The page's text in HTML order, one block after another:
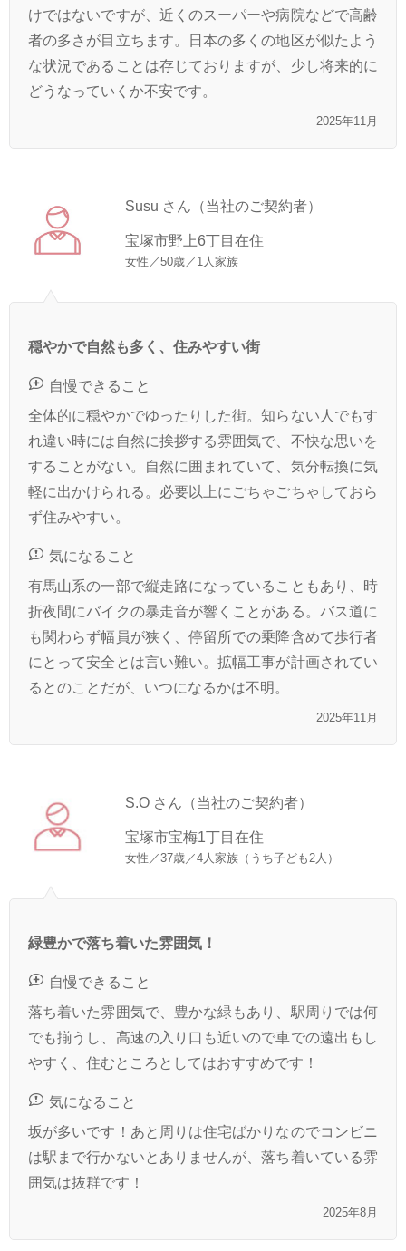
けではないですが、近くのスーパーや病院などで高齢
者の多さが目立ちます。日本の多くの地区が似たよう
な状況であることは存じておりますが、少し将来的に
どうなっていくか不安です。
2025年11月
Susu さん（当社のご契約者）
宝塚市野上6丁目在住
女性／50歳／1人家族
穏やかで自然も多く、住みやすい街
自慢できること
全体的に穏やかでゆったりした街。知らない人でもす
れ違い時には自然に挨拶する雰囲気で、不快な思いを
することがない。自然に囲まれていて、気分転換に気
軽に出かけられる。必要以上にごちゃごちゃしておら
ず住みやすい。
気になること
有馬山系の一部で縦走路になっていることもあり、時
折夜間にバイクの暴走音が響くことがある。バス道に
も関わらず幅員が狭く、停留所での乗降含めて歩行者
にとって安全とは言い難い。拡幅工事が計画されてい
るとのことだが、いつになるかは不明。
2025年11月
S.O さん（当社のご契約者）
宝塚市宝梅1丁目在住
女性／37歳／4人家族（うち子ども2人）
緑豊かで落ち着いた雰囲気！
自慢できること
落ち着いた雰囲気で、豊かな緑もあり、駅周りでは何
でも揃うし、高速の入り口も近いので車での遠出もし
やすく、住むところとしてはおすすめです！
気になること
坂が多いです！あと周りは住宅ばかりなのでコンビニ
は駅まで行かないとありませんが、落ち着いている雰
囲気は抜群です！
2025年8月